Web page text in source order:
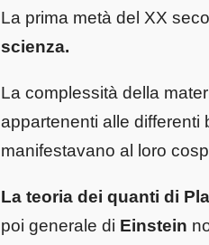
La prima metà del XX
scienza.
La complessità della
appartenenti alle
manifestavano al loro
La teoria dei quanti di
poi generale di Einstein